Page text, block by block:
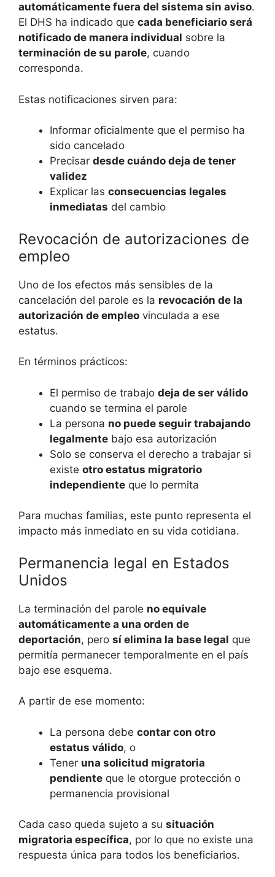
automáticamente fuera del sistema sin aviso.
El DHS ha indicado que cada beneficiario será
notificado de manera individual sobre la
terminación de su parole, cuando
corresponda.
Estas notificaciones sirven para:
Informar oficialmente que el permiso ha
sido cancelado
Precisar desde cuándo deja de tener
validez
Explicar las consecuencias legales
inmediatas del cambio
Revocación de autorizaciones de
empleo
Uno de los efectos más sensibles de la
cancelación del parole es la revocación de la
autorización de empleo vinculada a ese
estatus.
En términos prácticos:
El permiso de trabajo deja de ser válido
cuando se termina el parole
La persona no puede seguir trabajando
legalmente bajo esa autorización
Solo se conserva el derecho a trabajar si
existe otro estatus migratorio
independiente que lo permita
Para muchas familias, este punto representa el
impacto más inmediato en su vida cotidiana.
Permanencia legal en Estados
Unidos
La terminación del parole no equivale
automáticamente a una orden de
deportación, pero sí elimina la base legal que
permitía permanecer temporalmente en el país
bajo ese esquema.
A partir de ese momento:
La persona debe contar con otro
estatus válido, o
Tener una solicitud migratoria
pendiente que le otorgue protección o
permanencia provisional
Cada caso queda sujeto a su situación
migratoria específica, por lo que no existe una
respuesta única para todos los beneficiarios.